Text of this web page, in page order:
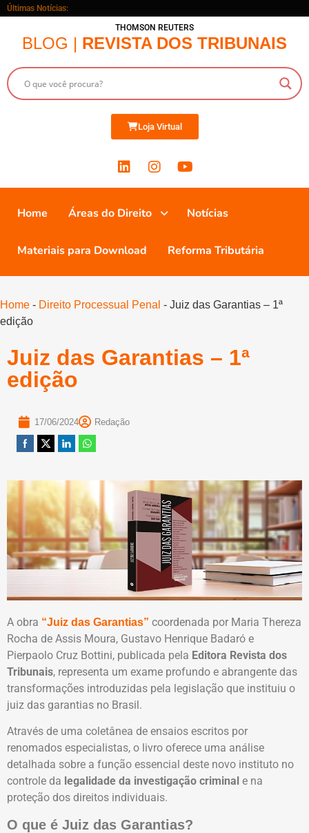
Últimas Notícias:
THOMSON REUTERS
BLOG | REVISTA DOS TRIBUNAIS
Loja Virtual
Home Áreas do Direito Notícias
Materiais para Download Reforma Tributária
Home - Direito Processual Penal - Juiz das Garantias – 1ª
edição
Juiz das Garantias – 1ª
edição
17/06/2024 Redação
A obra “Juiz das Garantias” coordenada por Maria Thereza
Rocha de Assis Moura, Gustavo Henrique Badaró e
Pierpaolo Cruz Bottini, publicada pela Editora Revista dos
Tribunais, representa um exame profundo e abrangente das
transformações introduzidas pela legislação que instituiu o
juiz das garantias no Brasil.
Através de uma coletânea de ensaios escritos por
renomados especialistas, o livro oferece uma análise
detalhada sobre a função essencial deste novo instituto no
controle da legalidade da investigação criminal e na
proteção dos direitos individuais.
O que é Juiz das Garantias?